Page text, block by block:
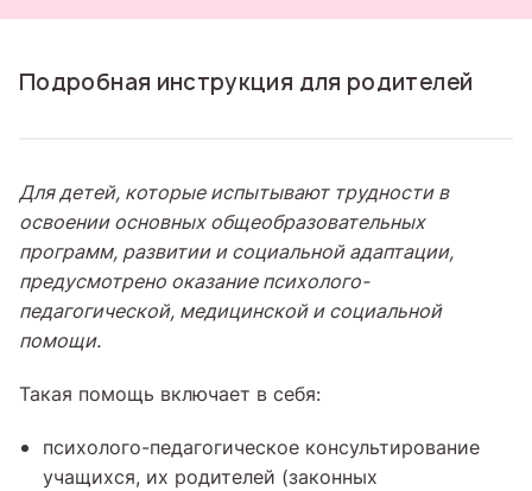
Подробная инструкция для родителей
Для детей, которые испытывают трудности в
освоении основных общеобразовательных
программ, развитии и социальной адаптации,
предусмотрено оказание психолого-
педагогической, медицинской и социальной
помощи.
Такая помощь включает в себя:
психолого-педагогическое консультирование
учащихся, их родителей (законных